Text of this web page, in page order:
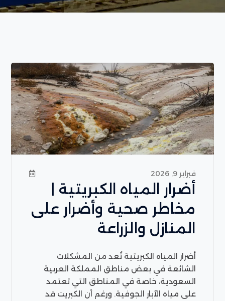
فبراير 9, 2026
أضرار المياه الكبريتية |
مخاطر صحية وأضرار على
المنازل والزراعة
أضرار المياه الكبريتية تُعد من المشكلات
الشائعة في بعض مناطق المملكة العربية
السعودية، خاصة في المناطق التي تعتمد
على مياه الآبار الجوفية. ورغم أن الكبريت قد